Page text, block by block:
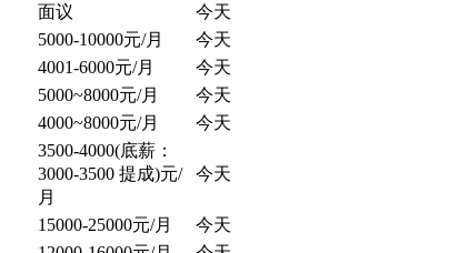
面议
今天
5000-10000元/月
今天
4001-6000元/月
今天
5000~8000元/月
今天
4000~8000元/月
今天
3500-4000(底薪：
3000-3500 提成)元/
月
今天
15000-25000元/月
今天